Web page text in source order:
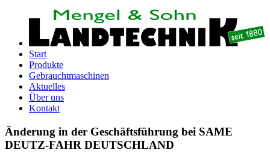
Start
Produkte
Gebrauchtmaschinen
Aktuelles
Über uns
Kontakt
Änderung in der Geschäftsführung bei SAME
DEUTZ-FAHR DEUTSCHLAND